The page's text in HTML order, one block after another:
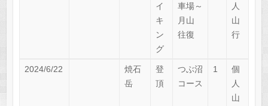
イ
キ
ン
グ
車場～
月山
往復
人
山
行
2024/6/22
焼石
岳
登
頂
つぶ沼
コース
1
個
人
山